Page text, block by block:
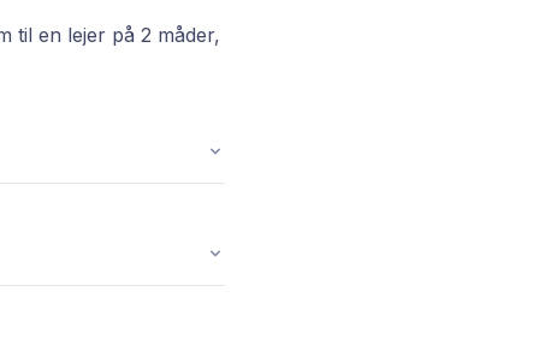
til en lejer på 2 måder,